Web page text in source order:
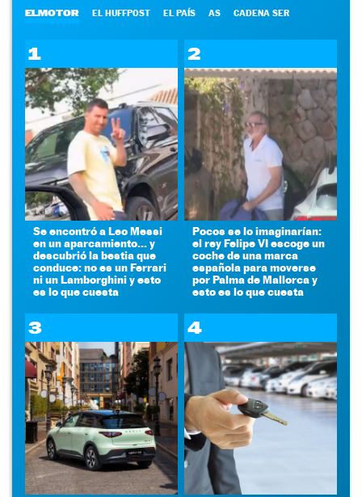
ELMOTOR EL HUFFPOST EL PAÍS AS CADENA SER
1
Se encontró a Leo Messi
en un aparcamiento... y
descubrió la bestia que
conduce: no es un Ferrari
ni un Lamborghini y esto
es lo que cuesta
2
Pocos se lo imaginarían:
el rey Felipe VI escoge un
coche de una marca
española para moverse
por Palma de Mallorca y
esto es lo que cuesta
3 4